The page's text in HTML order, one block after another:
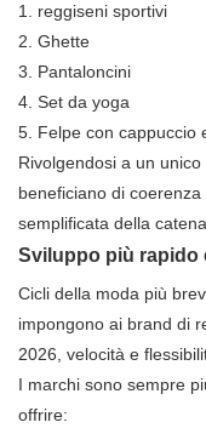
1. reggiseni sportivi
2. Ghette
3. Pantaloncini
4. Set da yoga
5. Felpe con cappuccio
Rivolgendosi a un
beneficiano di
semplificata della
Sviluppo più rapido
Cicli della moda più
impongono ai brand di
2026, velocità e
I marchi sono sempre
offrire: